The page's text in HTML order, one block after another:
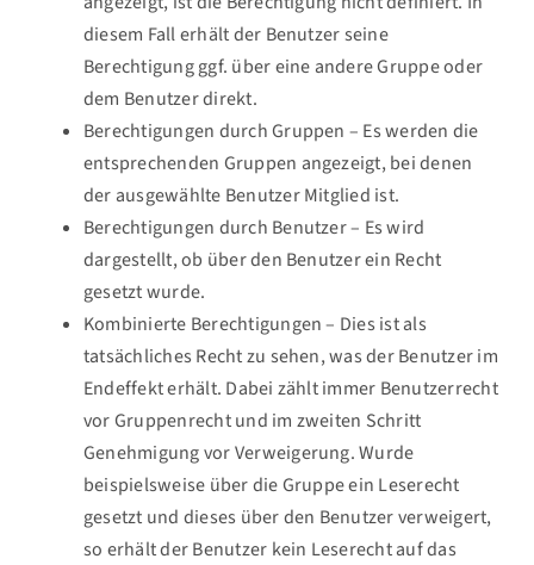
diesem Fall erhält der Benutzer seine
Berechtigung ggf. über eine andere Gruppe oder
dem Benutzer direkt.
Berechtigungen durch Gruppen – Es werden die
entsprechenden Gruppen angezeigt, bei denen
der ausgewählte Benutzer Mitglied ist.
Berechtigungen durch Benutzer – Es wird
dargestellt, ob über den Benutzer ein Recht
gesetzt wurde.
Kombinierte Berechtigungen – Dies ist als
tatsächliches Recht zu sehen, was der Benutzer im
Endeffekt erhält. Dabei zählt immer Benutzerrecht
vor Gruppenrecht und im zweiten Schritt
Genehmigung vor Verweigerung. Wurde
beispielsweise über die Gruppe ein Leserecht
gesetzt und dieses über den Benutzer verweigert,
so erhält der Benutzer kein Leserecht auf das